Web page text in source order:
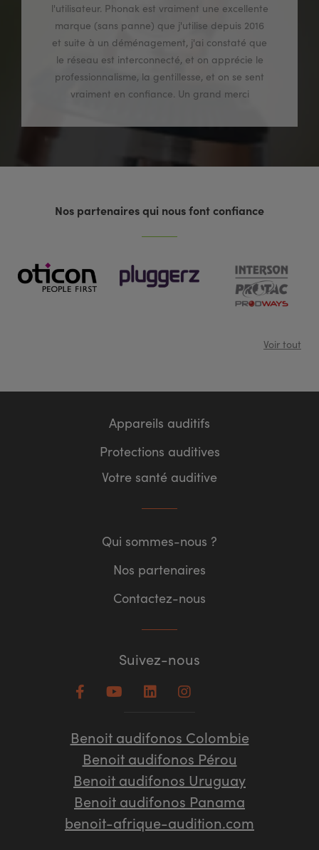
l'utilisateur. Phonak est vraiment une excellente
marque (sans panne) que j'utilise depuis 2016
et suite à un déménagement, j'ai constaté que
le réseau est interconnecté, et on apprécie le
professionnalisme, la gentillesse, et on se sent
vraiment en confiance. Un grand merci
Nos partenaires qui nous font confiance
Voir tout
Appareils auditifs
Protections auditives
Votre santé auditive
Suivez-nous
Benoit audifonos Colombie
Benoit audifonos Pérou
Benoit audifonos Uruguay
Benoit audifonos Panama
benoit-afrique-audition.com
Qui sommes-nous ?
Nos partenaires
Contactez-nous